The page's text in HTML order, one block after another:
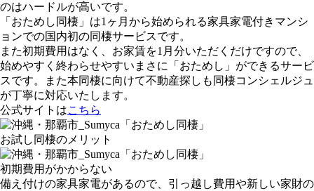
のはハードルが高いです。
「おためし同棲」は1ヶ月から始められる家具家電付きマンシ
ョンでの国内初の同棲サービスです。
また初期費用はなく、お家賃を1月分いただくだけですので、
始めやすく終わらせやすいまさに「おためし」ができるサービ
スです。また本同棲に向けて不動産探しも同棲コンシェルジュ
が丁寧に対応いたします。
公式サイトはこちら
お試し同棲のメリット
初期費用がかからない
備え付けの家具家電があるので、引っ越し費用や新しい家財の